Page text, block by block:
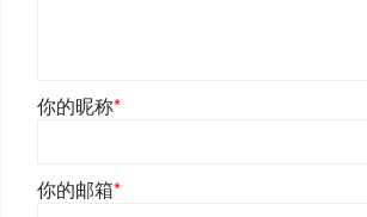
你的昵称*
你的邮箱*